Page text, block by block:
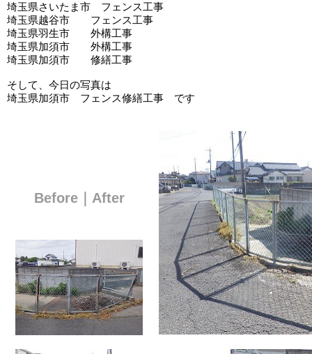
埼玉県さいたま市 フェンス工事
埼玉県越谷市 フェンス工事
埼玉県羽生市 外構工事
埼玉県加須市 外構工事
埼玉県加須市 修繕工事
そして、今日の写真は
埼玉県加須市 フェンス修繕工事 です
Before｜After